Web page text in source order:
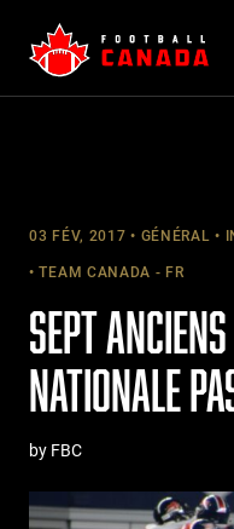
content
03 FÉV, 2017 GÉNÉRAL
TEAM CANADA - FR
SEPT ANCIENS
NATIONALE
by FBC